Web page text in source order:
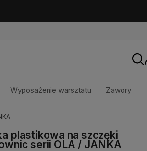
Wybierz coś dla siebie z naszej aktualnej
lub zaloguj się, aby przywrócić dodane
Wyposażenie warsztatu Zawory
plastikowa na szczęki
serii OLA / JANKA